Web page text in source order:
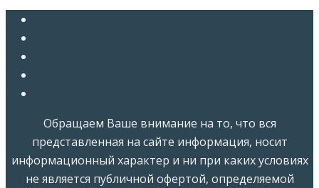
Обращаем Ваше внимание на то, что вся
представленная на сайте информация, носит
информационный характер и ни при каких условиях
не является публичной офертой, определяемой